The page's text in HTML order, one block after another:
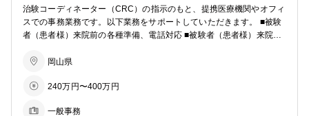
治験コーディネーター（CRC）の指示のもと、提携医療機関やオフィ
スでの事務業務です。以下業務をサポートしていただきます。 ■被験
者（患者様）来院前の各種準備、電話対応 ■被験者（患者様）来院時
内の各種検査室へのご案内 ・検査終了後の検体提出（検査室への検体
たしますので未経験でも可 ■被験者（患者様）来院後の後処理 ・カル
・保管資料の整理 ・各関連部門への次回検査オーダー等の連絡 ※パ
岡山県
240万円〜400万円
一般事務